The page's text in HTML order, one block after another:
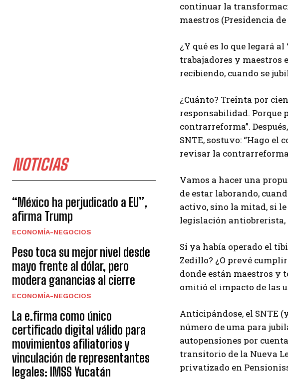
NOTICIAS
“México ha perjudicado a EU”,
afirma Trump
ECONOMÍA-NEGOCIOS
Peso toca su mejor nivel desde
mayo frente al dólar, pero
modera ganancias al cierre
ECONOMÍA-NEGOCIOS
La e.firma como único
certificado digital válido para
movimientos afiliatorios y
vinculación de representantes
legales: IMSS Yucatán
continuar la
maestros (Presidencia de
¿Y qué es lo que legará
trabajadores y maestros
recibiendo, cuando se
¿Cuánto? Treinta por
responsabilidad. Porque
contrarreforma”.
SNTE, sostuvo: “Hago
revisar la
Vamos a hacer una
de estar laborando,
activo, sino la mitad, si le
legislación antiobrerista,
Si ya había operado el
Zedillo? ¿O prevé
donde están maestros y
omitió el impacto de las
Anticipándose, el SNTE
número de uma para
autopensiones por
transitorio de la Nueva
privatizado en